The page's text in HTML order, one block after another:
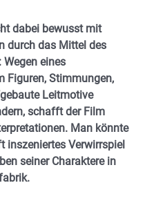
dabei bewusst mit
durch das Mittel des
eines
Figuren, Stimmungen,
Leitmotive
schafft der Film
Man könnte
inszeniertes Verwirrspiel
seiner Charaktere in